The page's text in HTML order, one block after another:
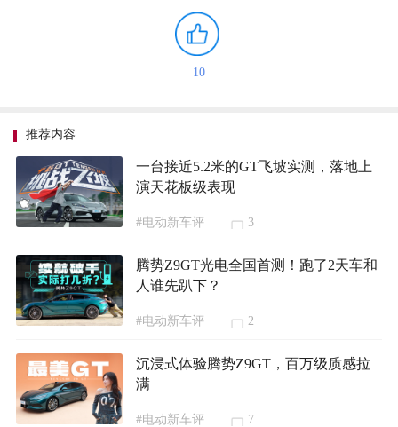
10
推荐内容
一台接近5.2米的GT飞坡实测，落地上
演天花板级表现
#电动新车评 3
腾势Z9GT光电全国首测！跑了2天车和
人谁先趴下？
#电动新车评 2
沉浸式体验腾势Z9GT，百万级质感拉
满
#电动新车评 7